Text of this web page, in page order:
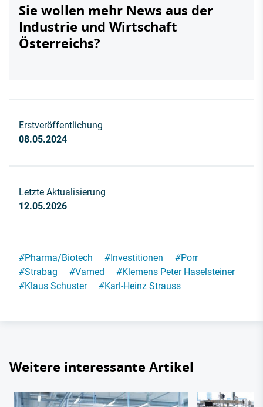
Sie wollen mehr News aus der
Industrie und Wirtschaft
Österreichs?
Erstveröffentlichung
08.05.2024
Letzte Aktualisierung
12.05.2026
#Pharma/Biotech #Investitionen #Porr
#Strabag #Vamed #Klemens Peter Haselsteiner
#Klaus Schuster #Karl-Heinz Strauss
Weitere interessante Artikel